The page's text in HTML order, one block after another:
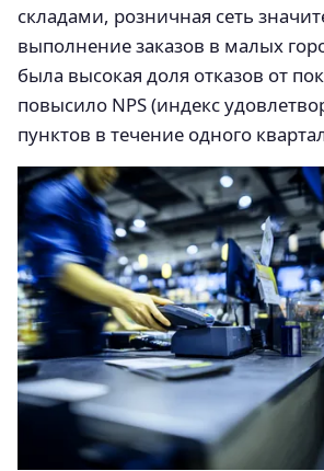
складами, розничная сеть
выполнение заказов в малых
была высокая доля отказов от
повысило NPS (индекс
пунктов в течение одного